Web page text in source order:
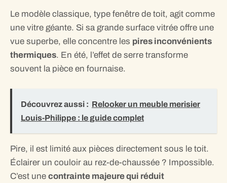
Le modèle classique, type fenêtre de toit, agit comme
une vitre géante. Si sa grande surface vitrée offre une
vue superbe, elle concentre les pires inconvénients
thermiques. En été, l’effet de serre transforme
souvent la pièce en fournaise.
Découvrez aussi : Relooker un meuble merisier
Louis-Philippe : le guide complet
Pire, il est limité aux pièces directement sous le toit.
Éclairer un couloir au rez-de-chaussée ? Impossible.
C’est une contrainte majeure qui réduit